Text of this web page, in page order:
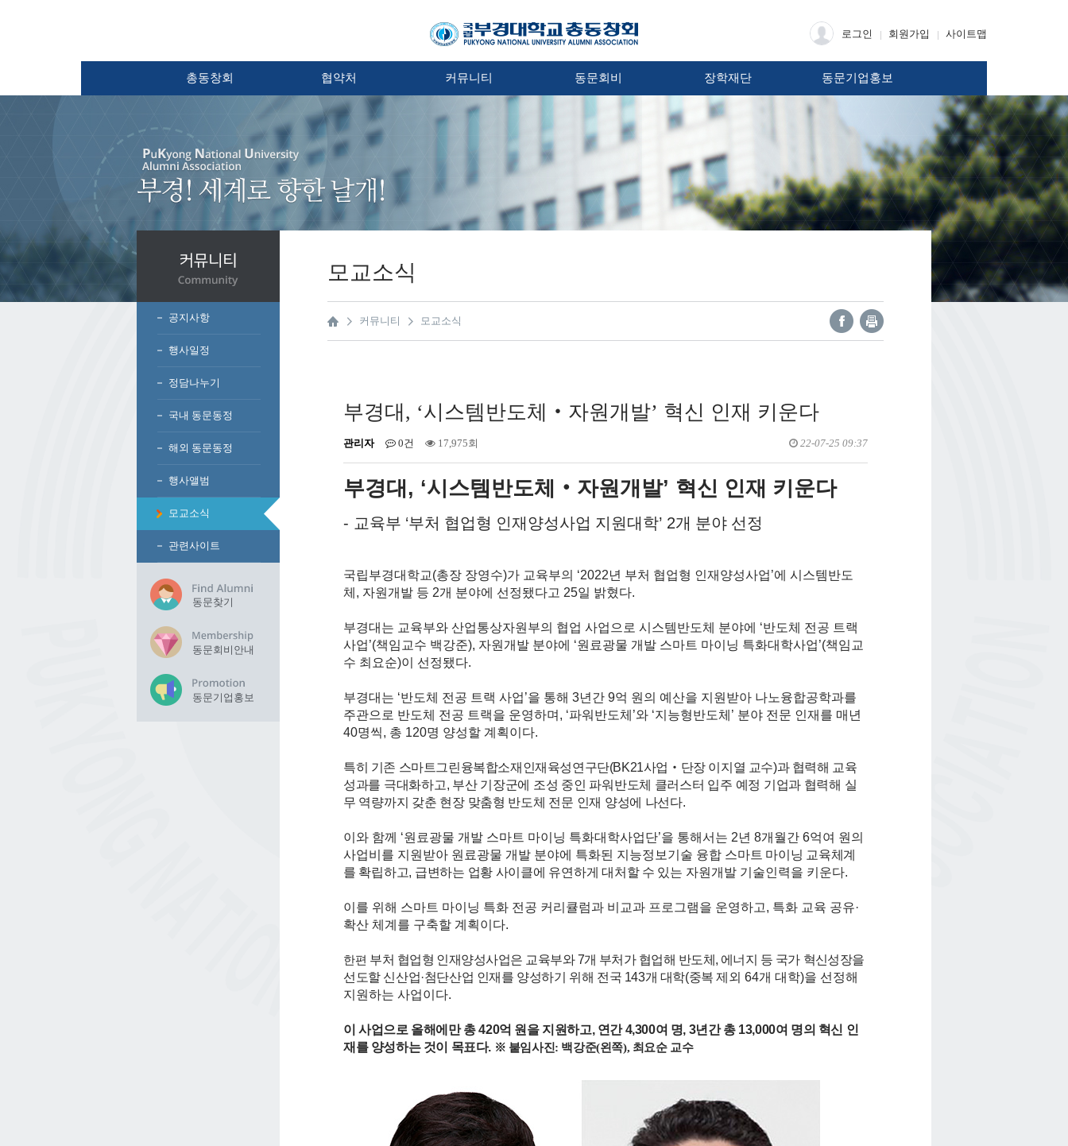
로그인 회원가입 사이트맵
총동창회 협약처 커뮤니티 동문회비 장학재단 동문기업홍보
공지사항
행사일정
정담나누기
국내 동문동정
해외 동문동정
행사앨범
모교소식
관련사이트
동문찾기
동문회비안내
동문기업홍보
모교소식
커뮤니티 모교소식
부경대, ‘시스템반도체‧자원개발’ 혁신 인재 키운다
관리자 0건 17,975회 22-07-25 09:37
부경대 , ‘시스템반도체 ‧ 자원개발’ 혁신 인재 키운다
- 교육부 ‘부처 협업형 인재양성사업 지원대학’ 2개 분야 선정
국립부경대학교(총장 장영수)가 교육부의 ‘2022년 부처 협업형 인재양성사업’에 시스템반도
체 , 자원개발 등 2개 분야에 선정됐다고 25일 밝혔다.
부경대는 교육부와 산업통상자원부의 협업 사업으로 시스템반도체 분야에 ‘반도체 전공 트랙
사업’(책임교수 백강준), 자원개발 분야에 ‘원료광물 개발 스마트 마이닝 특화대학사업’(책임교
수 최요순)이 선정됐다.
부경대는 ‘반도체 전공 트랙 사업’을 통해 3년간 9억 원의 예산을 지원받아 나노융합공학과를
주관으로 반도체 전공 트랙을 운영하며 , ‘파워반도체 ’와 ‘지능형반도체 ’ 분야 전문 인재를 매년
40명씩, 총 120명 양성할 계획이다.
특히 기존 스마트그린융복합소재인재육성연구단(BK21사업 ‧ 단장 이지열 교수)과 협력해 교육
성과를 극대화하고, 부산 기장군에 조성 중인 파워반도체 클러스터 입주 예정 기업과 협력해 실
무 역량까지 갖춘 현장 맞춤형 반도체 전문 인재 양성에 나선다.
이와 함께 ‘원료광물 개발 스마트 마이닝 특화대학사업단’을 통해서는 2년 8개월간 6억여 원의
사업비를 지원받아 원료광물 개발 분야에 특화된 지능정보기술 융합 스마트 마이닝 교육체계
를 확립하고, 급변하는 업황 사이클에 유연하게 대처할 수 있는 자원개발 기술인력을 키운다.
이를 위해 스마트 마이닝 특화 전공 커리큘럼과 비교과 프로그램을 운영하고, 특화 교육 공유·
확산 체계를 구축할 계획이다.
한편 부처 협업형 인재양성사업은 교육부와7개 부처가 협업해 반도체 , 에너지 등 국가 혁신성장을
선도할 신산업·첨단산업 인재를 양성하기 위해 전국 143개 대학(중복 제외 64개 대학)을 선정해
지원하는 사업이다.
이 사업으로 올해에만 총420억 원을 지원하고, 연간4,300여 명, 3년간 총 13,000여 명의 혁신 인
재를 양성하는 것이 목표다. ※ 붙임사진 : 백강준(왼쪽), 최요순 교수